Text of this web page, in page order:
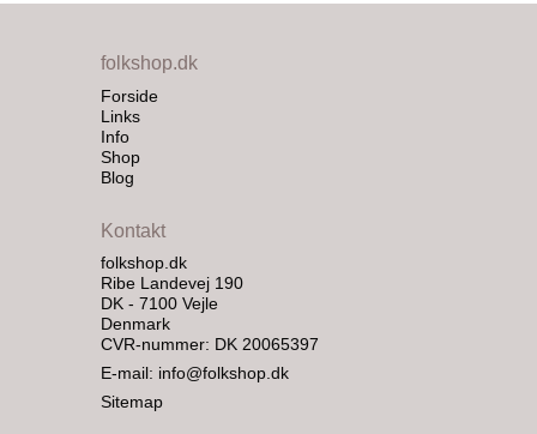
folkshop.dk
Forside
Links
Info
Shop
Blog
Kontakt
folkshop.dk
Ribe Landevej 190
DK - 7100 Vejle
Denmark
CVR-nummer: DK 20065397
E-mail: info@folkshop.dk
Sitemap